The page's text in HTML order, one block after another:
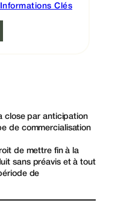
Clés
close par anticipation
de commercialisation
de mettre fin à la
sans préavis et à tout
de